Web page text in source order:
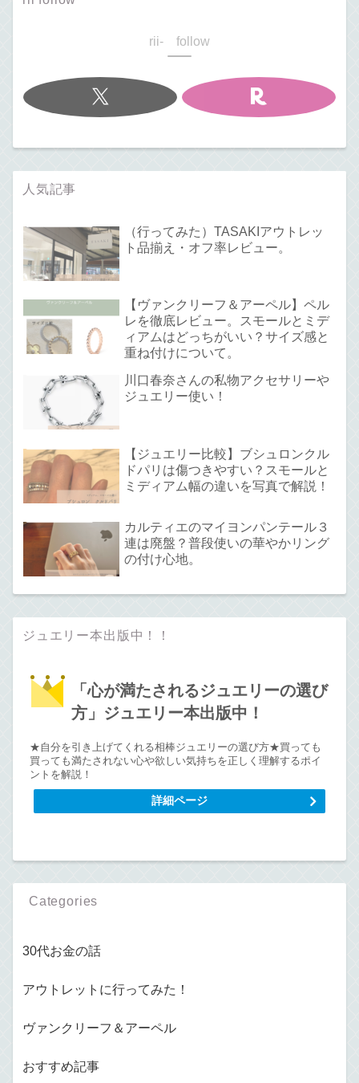
rii- follow
人気記事
（行ってみた）TASAKIアウトレッ
ト品揃え・オフ率レビュー。
【ヴァンクリーフ＆アーペル】ペル
レを徹底レビュー。スモールとミデ
ィアムはどっちがいい？サイズ感と
重ね付けについて。
川口春奈さんの私物アクセサリーや
ジュエリー使い！
【ジュエリー比較】ブシュロンクル
ドパリは傷つきやすい？スモールと
ミディアム幅の違いを写真で解説！
カルティエのマイヨンパンテール３
連は廃盤？普段使いの華やかリング
の付け心地。
ジュエリー本出版中！！
「心が満たされるジュエリーの選び
方」ジュエリー本出版中！
★自分を引き上げてくれる相棒ジュエリーの選び方★買っても
買っても満たされない心や欲しい気持ちを正しく理解するポイ
ントを解説！
詳細ページ
Categories
30代お金の話
アウトレットに行ってみた！
ヴァンクリーフ＆アーペル
おすすめ記事